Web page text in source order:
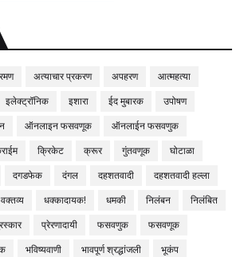
अत्याचार प्रकरण अपहरण
आत्महत्या
इलेक्ट्रॉनिक इशारा ईद मुबारक
उपोषण
ऑनलाइन फसवणूक
ऑनलाईन फसवणुक
क्रिकेट क्रूर गुंतवणूक
घोटाळा
दगडफेक दंगल दहशतवादी
दहशतवादी हल्ला
धक्कादायक! धमकी निलंबन
निलंबित
प्रेरणादायी फसवणुक
फसवणूक
भविष्यवाणी भावपूर्ण श्रद्धांजली
भूकंप